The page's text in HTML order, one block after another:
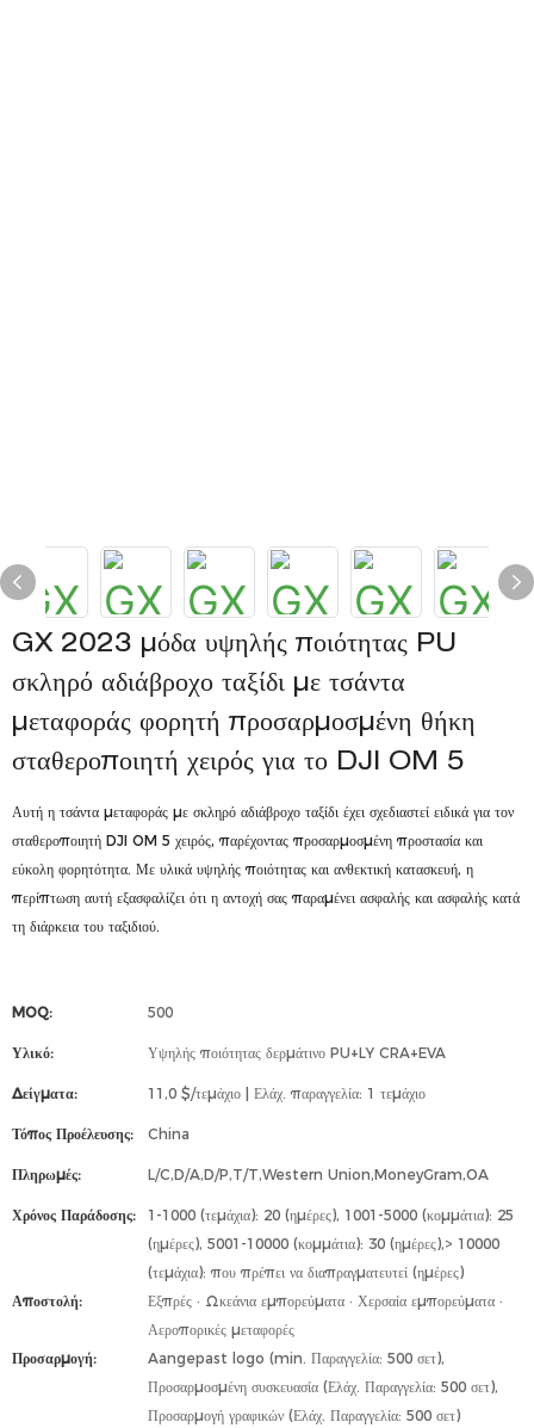
GX 2023 μόδα υψηλής ποιότητας PU
σκληρό αδιάβροχο ταξίδι με τσάντα
μεταφοράς φορητή προσαρμοσμένη θήκη
σταθεροποιητή χειρός για το DJI OM 5
Αυτή η τσάντα μεταφοράς με σκληρό αδιάβροχο ταξίδι έχει σχεδιαστεί ειδικά για τον
σταθεροποιητή DJI OM 5 χειρός, παρέχοντας προσαρμοσμένη προστασία και
εύκολη φορητότητα. Με υλικά υψηλής ποιότητας και ανθεκτική κατασκευή, η
περίπτωση αυτή εξασφαλίζει ότι η αντοχή σας παραμένει ασφαλής και ασφαλής κατά
τη διάρκεια του ταξιδιού.
MOQ: 500
Υλικό: Υψηλής ποιότητας δερμάτινο PU+LY CRA+EVA
Δείγματα: 11,0 $/τεμάχιο | Ελάχ. παραγγελία: 1 τεμάχιο
Τόπος Προέλευσης: China
Πληρωμές: L/C,D/A,D/P,T/T,Western Union,MoneyGram,OA
Χρόνος Παράδοσης:
1-1000 (τεμάχια): 20 (ημέρες), 1001-5000 (κομμάτια): 25
(ημέρες), 5001-10000 (κομμάτια): 30 (ημέρες),> 10000
(τεμάχια): που πρέπει να διαπραγματευτεί (ημέρες)
Αποστολή:
Εξπρές · Ωκεάνια εμπορεύματα · Χερσαία εμπορεύματα ·
Αεροπορικές μεταφορές
Προσαρμογή:
Aangepast logo (min. Παραγγελία: 500 σετ),
Προσαρμοσμένη συσκευασία (Ελάχ. Παραγγελία: 500 σετ),
Προσαρμογή γραφικών (Ελάχ. Παραγγελία: 500 σετ)